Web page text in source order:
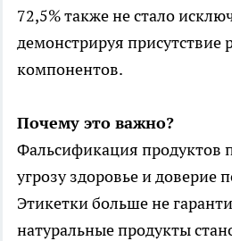
72,5% также не стало
демонстрируя присутствие
компонентов.
Почему это важно?
Фальсификация продуктов
угрозу здоровье и доверие
Этикетки больше не
натуральные продукты